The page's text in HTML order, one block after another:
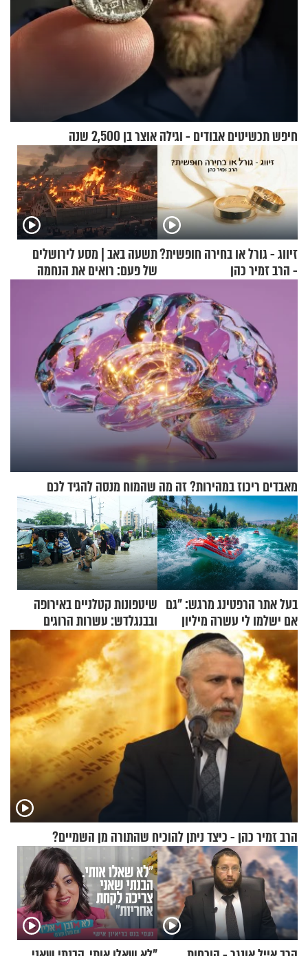
חיפש תכשיטים אבודים - וגילה אוצר בן 2,500 שנה
זיווג - גורל או בחירה חופשית?
- הרב זמיר כהן
תשעה באב | מסע לירושלים
של פעם: רואים את הנחמה
מאבדים ריכוז במהירות? זה מה שהמוח מנסה להגיד לכם
בעל אתר הרפטינג מרגש: "גם
אם ישלמו לי עשרה מיליון
שקלים - לא אפתח בשבת"
שיטפונות קטלניים באירופה
ובבנגלדש: עשרות הרוגים
ומיליון נפגעים
הרב זמיר כהן - כיצד ניתן להוכיח שהתורה מן השמיים?